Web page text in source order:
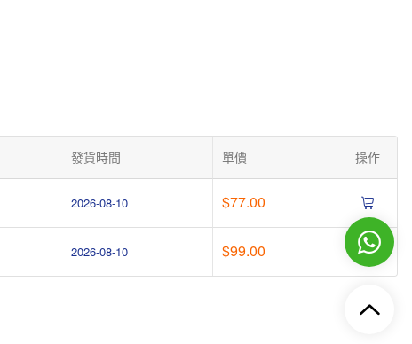
發貨時間 單價 操作
2026-08-10 $77.00
2026-08-10 $99.00